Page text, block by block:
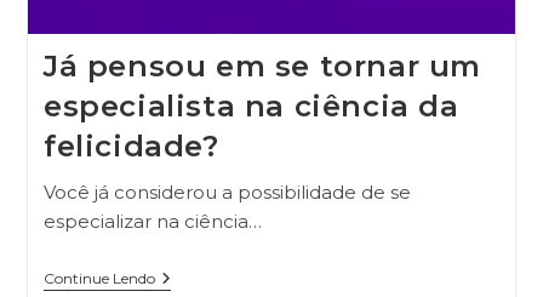
Já pensou em se tornar um
especialista na ciência da
felicidade?
Você já considerou a possibilidade de se
especializar na ciência…
Continue Lendo